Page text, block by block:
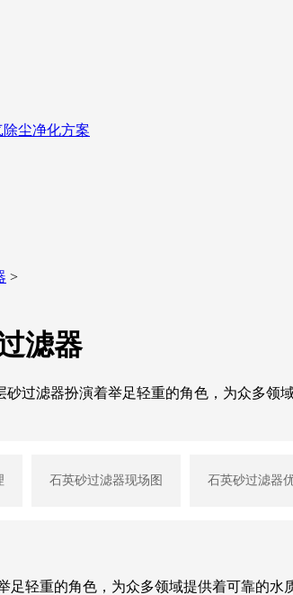
除尘净化方案
>
滤器
过滤器扮演着举足轻重的角色，为众多
石英砂过滤器现场图 石英砂过滤器
轻重的角色，为众多领域提供着可靠的水